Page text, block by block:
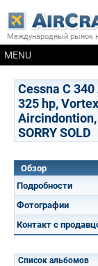
Международный рынок
MENU
Cessna C
325 hp,
SORRY SOLD
Обзор
Подробности
Фотографии
Контакт с
Список альбомов